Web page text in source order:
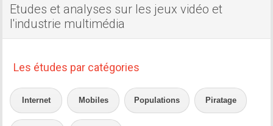
Etudes et analyses sur les jeux vidéo et
l'industrie multimédia
Les études par catégories
Internet Mobiles Populations Piratage